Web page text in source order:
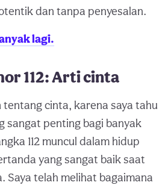
dan tanpa penyesalan.
lagi.
112: Arti cinta
cinta, karena saya tahu
sangat penting bagi banyak
112 muncul dalam hidup
yang sangat baik saat
Saya telah melihat bagaimana